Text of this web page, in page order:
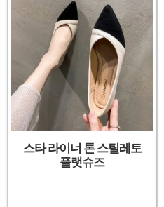
스타 라이너 톤 스틸레토
플랫슈즈